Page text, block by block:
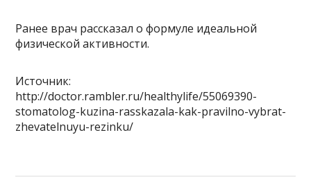
Ранее врач рассказал о формуле идеальной
физической активности.
Источник:
http://doctor.rambler.ru/healthylife/55069390-
stomatolog-kuzina-rasskazala-kak-pravilno-vybrat-
zhevatelnuyu-rezinku/